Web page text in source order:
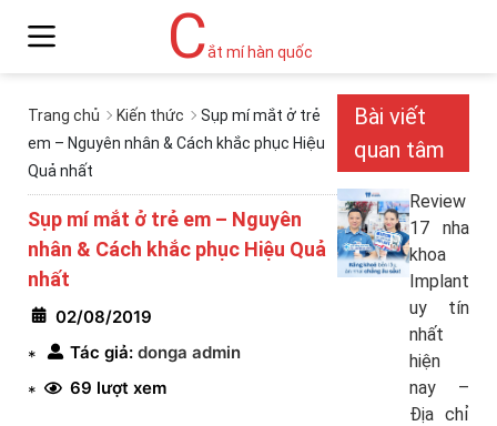
Cắt mí hàn quốc
Trang chủ Kiến thức
Sụp mí mắt ở trẻ
em – Nguyên nhân & Cách khắc phục Hiệu
Quả nhất
Sụp mí mắt ở trẻ em – Nguyên
nhân & Cách khắc phục Hiệu Quả
nhất
02/08/2019
*
Tác giả: donga admin
*
69 lượt xem
Bài viết
quan tâm
Review
17 nha
khoa
Implant
uy tín
nhất
hiện
nay –
Địa chỉ